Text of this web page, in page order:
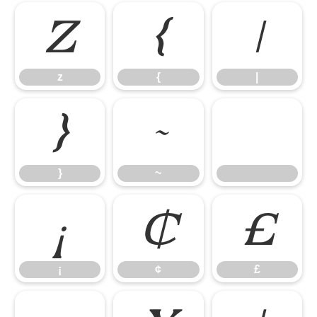
z
z
{
{
|
}
}
~
~
¡
¡
¢
¢
£
£